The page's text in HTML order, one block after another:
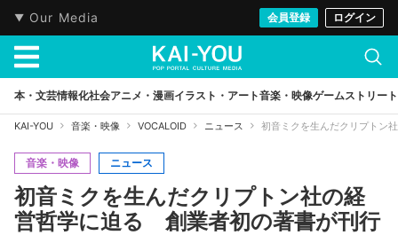
Our Media 会員登録 ログイン
本・文芸情報化社会アニメ・漫画イラスト・アート音楽・映像ゲームストリート
KAI-YOU 音楽・映像 VOCALOID ニュース 初音ミクを生んだクリプトン
音楽・映像 ニュース
初音ミクを生んだクリプトン社の経
営哲学に迫る 創業者初の著書が刊行